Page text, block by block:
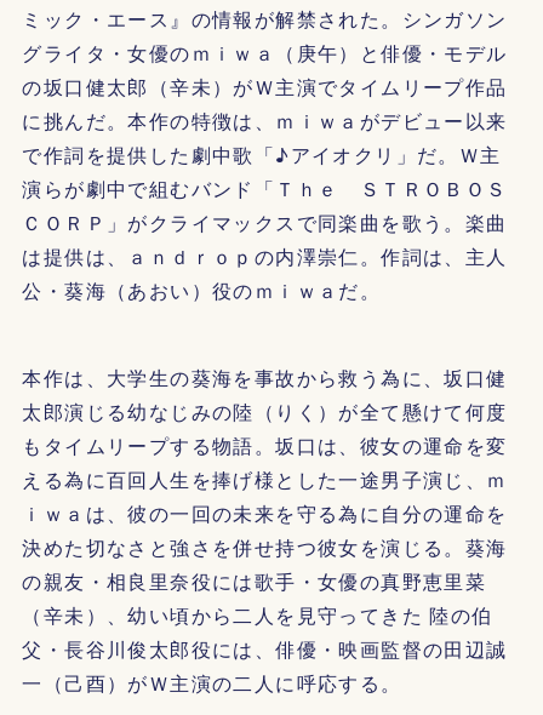
ミック・エース』の情報が解禁された。シンガソン
グライタ・女優のｍｉｗａ（庚午）と俳優・モデル
の坂口健太郎（辛未）がＷ主演でタイムリープ作品
に挑んだ。本作の特徴は、ｍｉｗａがデビュー以来
で作詞を提供した劇中歌「♪アイオクリ」だ。Ｗ主
演らが劇中で組むバンド「Ｔｈｅ ＳＴＲＯＢＯＳ
ＣＯＲＰ」がクライマックスで同楽曲を歌う。楽曲
は提供は、ａｎｄｒｏｐの内澤崇仁。作詞は、主人
公・葵海（あおい）役のｍｉｗａだ。
本作は、大学生の葵海を事故から救う為に、坂口健
太郎演じる幼なじみの陸（りく）が全て懸けて何度
もタイムリープする物語。坂口は、彼女の運命を変
える為に百回人生を捧げ様とした一途男子演じ、ｍ
ｉｗａは、彼の一回の未来を守る為に自分の運命を
決めた切なさと強さを併せ持つ彼女を演じる。葵海
の親友・相良里奈役には歌手・女優の真野恵里菜
（辛未）、幼い頃から二人を見守ってきた 陸の伯
父・長谷川俊太郎役には、俳優・映画監督の田辺誠
一（己酉）がＷ主演の二人に呼応する。